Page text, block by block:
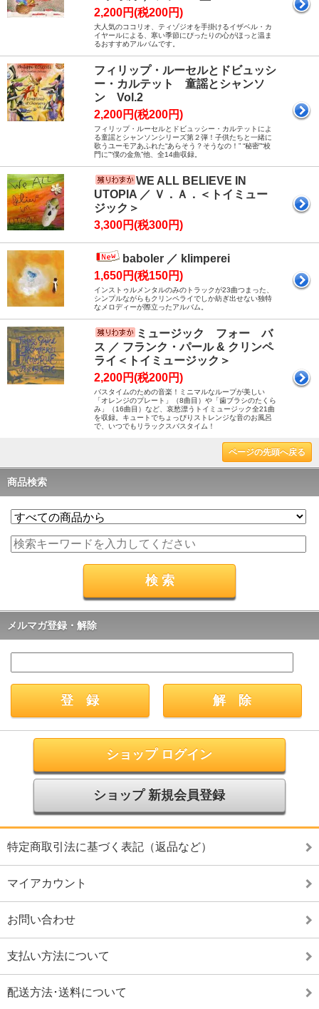
2,200円(税200円)
大人気のココリオ、ティゾジオを手掛けるイザベル・カ
イヤールによる、寒い季節にぴったりの心がほっと温ま
るおすすめアルバムです。
フィリップ・ルーセルとドビュッシ
ー・カルテット 童謡とシャンソ
ン Vol.2
2,200円(税200円)
フィリップ・ルーセルとドビュッシー・カルテットによ
る童謡とシャンソンシリーズ第２弾！子供たちと一緒に
歌うユーモアあふれた“あらそう？そうなの！” “秘密”“校
門に”“僕の金魚”他、全14曲収録。
WE ALL BELIEVE IN
UTOPIA ／ Ｖ．Ａ．＜トイミュー
ジック＞
3,300円(税300円)
baboler ／ klimperei
1,650円(税150円)
インストゥルメンタルのみのトラックが23曲つまった、
シンプルながらもクリンペライでしか紡ぎ出せない独特
なメロディーが際立ったアルバム。
ミュージック フォー バ
ス ／ フランク・パール & クリンペ
ライ＜トイミュージック＞
2,200円(税200円)
バスタイムのための音楽！ミニマルなループが美しい
「オレンジのプレート」（8曲目）や「歯ブラシのたくら
み」（16曲目）など、哀愁漂うトイミュージック全21曲
を収録。キュートでちょっぴりストレンジな音のお風呂
で、いつでもリラックスバスタイム！
ページの先頭へ戻る
商品検索
メルマガ登録・解除
ショップ ログイン
ショップ 新規会員登録
特定商取引法に基づく表記（返品など）
マイアカウント
お問い合わせ
支払い方法について
配送方法･送料について